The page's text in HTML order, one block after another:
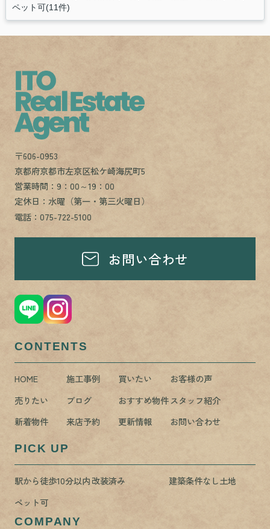
ペット可(11件)
〒606-0953
京都府京都市左京区松ケ崎海尻町5
営業時間：9：00～19：00
定休日：水曜（第一・第三火曜日）
電話：075-722-5100
お問い合わせ
CONTENTS
HOME 施工事例 買いたい
お客様の声
売りたい
ブログ おすすめ物件スタッフ紹介
新着物件
来店予約 更新情報 お問い合わせ
PICK UP
駅から徒歩10分以内改装済み
建築条件なし土地
ペット可
COMPANY